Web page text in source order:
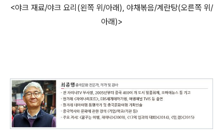
<야크 재료/야크 요리(왼쪽 위/아래), 야채볶음/계란탕(오른쪽 위/
아래)>